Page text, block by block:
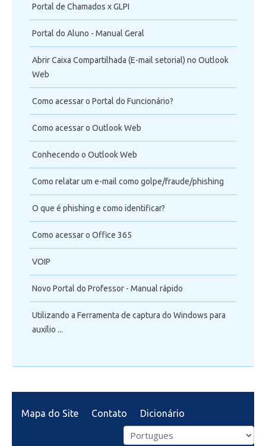
Portal de Chamados x GLPI
Portal do Aluno - Manual Geral
Abrir Caixa Compartilhada (E-mail setorial) no Outlook
Web
Como acessar o Portal do Funcionário?
Como acessar o Outlook Web
Conhecendo o Outlook Web
Como relatar um e-mail como golpe/fraude/phishing
O que é phishing e como identificar?
Como acessar o Office 365
VOIP
Novo Portal do Professor - Manual rápido
Utilizando a Ferramenta de captura do Windows para
auxílio ...
Mapa do Site Contato Dicionário